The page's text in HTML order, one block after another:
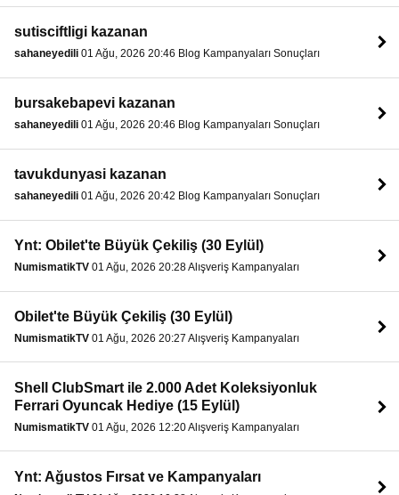
sutisciftligi kazanan
sahaneyedili 01 Ağu, 2026 20:46 Blog Kampanyaları Sonuçları
bursakebapevi kazanan
sahaneyedili 01 Ağu, 2026 20:46 Blog Kampanyaları Sonuçları
tavukdunyasi kazanan
sahaneyedili 01 Ağu, 2026 20:42 Blog Kampanyaları Sonuçları
Ynt: Obilet'te Büyük Çekiliş (30 Eylül)
NumismatikTV 01 Ağu, 2026 20:28 Alışveriş Kampanyaları
Obilet'te Büyük Çekiliş (30 Eylül)
NumismatikTV 01 Ağu, 2026 20:27 Alışveriş Kampanyaları
Shell ClubSmart ile 2.000 Adet Koleksiyonluk
Ferrari Oyuncak Hediye (15 Eylül)
NumismatikTV 01 Ağu, 2026 12:20 Alışveriş Kampanyaları
Ynt: Ağustos Fırsat ve Kampanyaları